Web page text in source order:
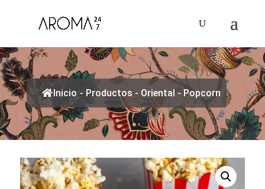
Inicio - Productos - Oriental - Popcorn